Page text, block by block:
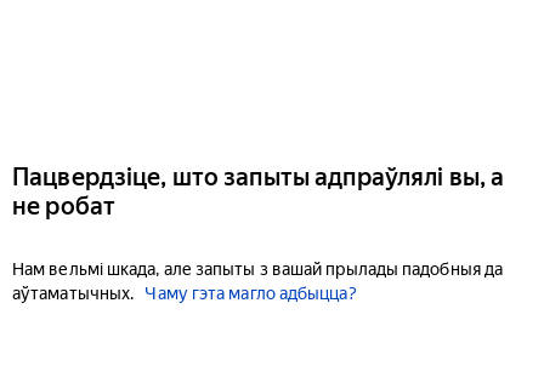
Пацвердзіце, што запыты адпраўлялі вы, а
не робат
Нам вельмі шкада, але запыты з вашай прылады падобныя да
аўтаматычных.
Чаму гэта магло адбыцца?